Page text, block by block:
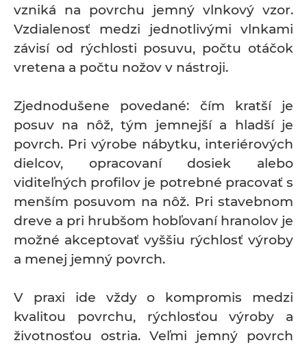
vzniká na povrchu jemný vlnkový vzor.
Vzdialenosť medzi jednotlivými vlnkami
závisí od rýchlosti posuvu, počtu otáčok
vretena a počtu nožov v nástroji.
Zjednodušene povedané: čím kratší je
posuv na nôž, tým jemnejší a hladší je
povrch. Pri výrobe nábytku, interiérových
dielcov, opracovaní dosiek alebo
viditeľných profilov je potrebné pracovať s
menším posuvom na nôž. Pri stavebnom
dreve a pri hrubšom hobľovaní hranolov je
možné akceptovať vyššiu rýchlosť výroby
a menej jemný povrch.
V praxi ide vždy o kompromis medzi
kvalitou povrchu, rýchlosťou výroby a
životnosťou ostria. Veľmi jemný povrch